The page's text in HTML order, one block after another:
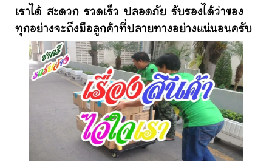
เราได้ สะดวก รวดเร็ว ปลอดภัย รับรองได้ว่าของ
ทุกอย่างจะถึงมือลูกค้าที่ปลายทางอย่างแน่นอนครับ